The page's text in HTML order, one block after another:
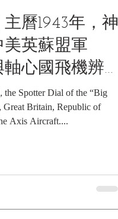
曆1943年，神
英蘇盟軍
軸心國飛機辨
Water
| 黑水
the Spotter Dial of the “Big
Great Britain, Republic of
Axis Aircraft....